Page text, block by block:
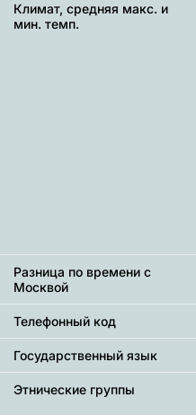
Климат, средняя макс. и
мин. темп.
Разница по времени с
Москвой
Телефонный код
Государственный язык
Этнические группы